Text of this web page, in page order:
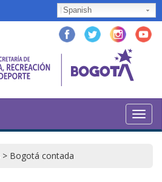
Spanish
> Bogotá contada